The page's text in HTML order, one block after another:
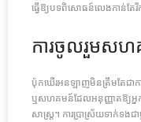
ធ្វើឱ្យបទពិសោធន៍លេងកាន់តែ
ការចូលរួមសហគ
ប៉ុកឃើរអនឡាញមិនត្រឹមតែជាកា
ឬសហគមន៍ដែលអនុញ្ញាតឱ្យអ្ន
សាស្ត្រ។ ការប្រាស្រ័យទាក់ទង